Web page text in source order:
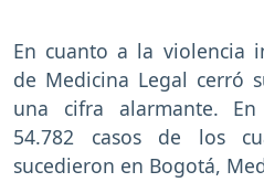
En cuanto a la violencia
de Medicina Legal cerró
una cifra alarmante.
54.782 casos de los
sucedieron en Bogotá,